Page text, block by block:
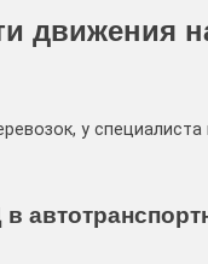
движения
у